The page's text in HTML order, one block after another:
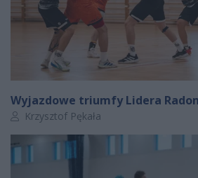
Wyjazdowe triumfy Lidera
Autor artykułu:
Krzysztof Pękała